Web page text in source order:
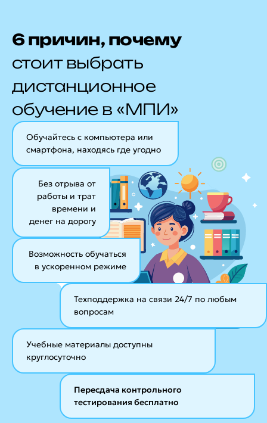
6 причин, почему
стоит выбрать
дистанционное
обучение в «МПИ»
Обучайтесь с компьютера или
смартфона, находясь где угодно
Возможность обучаться
в ускоренном режиме
Без отрыва от
работы и трат
времени и
денег на дорогу
Техподдержка на связи 24/7 по любым
вопросам
Учебные материалы доступны
круглосуточно
Пересдача контрольного
тестирования бесплатно